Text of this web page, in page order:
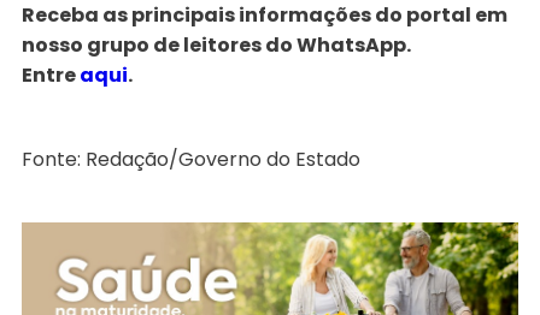
Receba as principais informações do portal em
nosso grupo de leitores do WhatsApp.
Entreaqui.
Fonte: Redação/Governo do Estado